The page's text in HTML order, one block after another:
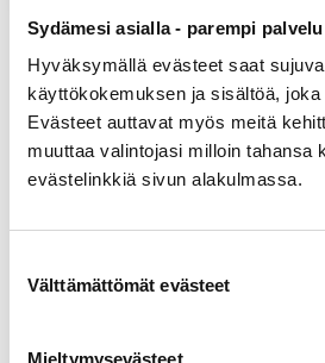
Sydämesi asialla - parempi
Hyväksymällä evästeet saat
käyttökokemuksen ja sisältöä, joka
Evästeet auttavat myös meitä
muuttaa valintojasi milloin tahansa
evästelinkkiä sivun alakulmassa.
Välttämättömät evästeet
Mieltymysevästeet
Till vår styrelse år 2025 hör:
Marit Kolam, ordförande
Kristina Stor, vice ordförande
Carola Huldén, sekreterare
Benita Björklund
Else-Britt Forsström
Mona Högnabba
Anna Sandbacka